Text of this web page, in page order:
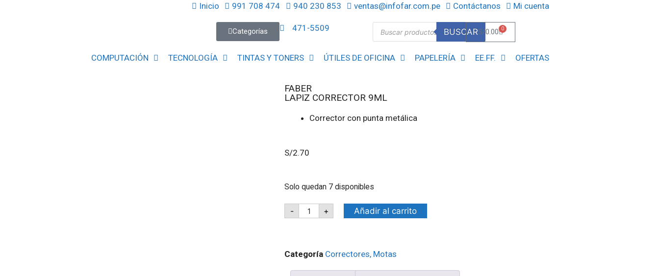
Inicio 991 708 474 940 230 853 ventas@infofar.com.pe Contáctanos Mi cuenta
Categorías 471-5509 BUSCARS/0.00 0
COMPUTACIÓN TECNOLOGÍA TINTAS Y TONERS ÚTILES DE OFICINA PAPELERÍA EE.FF. OFERTAS
FABER
LAPIZ CORRECTOR 9ML
Corrector con punta metálica
S/2.70
Solo quedan 7 disponibles
- + Añadir al carrito
Categoría Correctores, Motas